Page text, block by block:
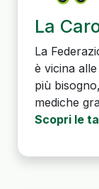
La
La
è vicina
più
mediche
Scopri le